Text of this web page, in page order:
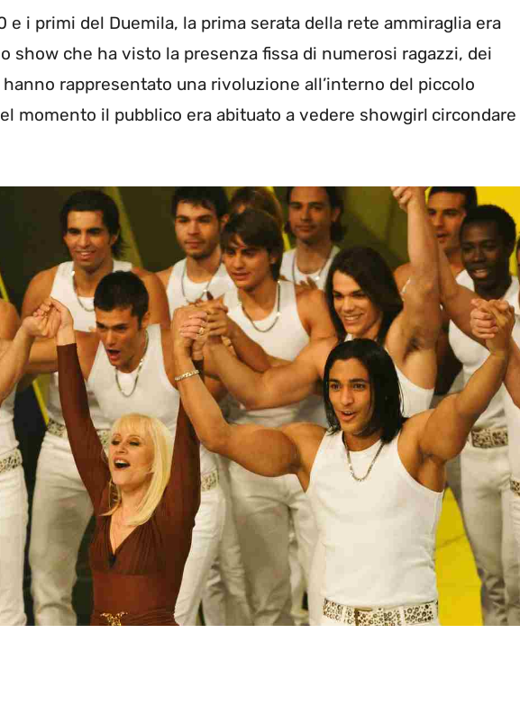
e i primi del Duemila, la prima serata della rete ammiraglia era
show che ha visto la presenza fissa di numerosi ragazzi, dei
rappresentato una rivoluzione all’interno del piccolo
momento il pubblico era abituato a vedere showgirl circondare